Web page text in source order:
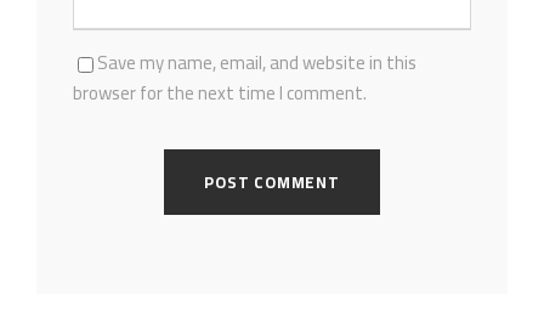
Save my name, email, and website in this
browser for the next time I comment.